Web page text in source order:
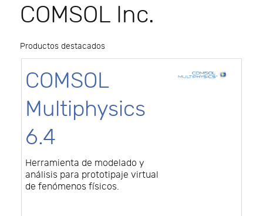
COMSOL Inc.
Productos destacados
COMSOL
Multiphysics
6.4
Herramienta de modelado y
análisis para prototipaje virtual
de fenómenos físicos.